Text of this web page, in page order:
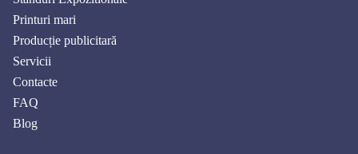
Printuri mari
Producție publicitară
Servicii
Contacte
FAQ
Blog